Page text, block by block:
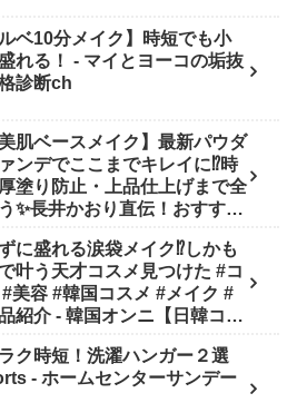
ルベ10分メイク】時短でも小
れる！ - マイとヨーコの垢抜
診断ch
美肌ベースメイク】最新パウダ
ンデでここまでキレイに⁉️時
塗り防止・上品仕上げまで全
✨長井かおり直伝！おすすめ
徹底解説💡 - 長井かおり | おし
メイクBOX
に盛れる涙袋メイク⁉︎しかも
叶う天才コスメ見つけた #コ
美容 #韓国コスメ #メイク #
紹介 - 韓国オンニ【日韓コス
ク時短！洗濯ハンガー２選
- ホームセンターサンデー